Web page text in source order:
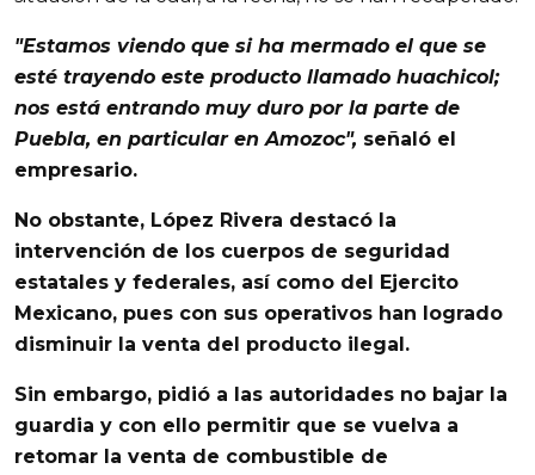
"Estamos viendo que si ha mermado el que se
esté trayendo este producto llamado huachicol;
nos está entrando muy duro por la parte de
Puebla, en particular enAmozoc", señaló el
empresario.
No obstante, López Rivera destacó la
intervención de los cuerpos de seguridad
estatales y federales, así como del
Ejercito
Mexicano, pues con sus operativos han logrado
disminuir la venta del producto ilegal.
Sin embargo, pidió a las autoridades no bajar la
guardia y con ello permitir que se vuelva a
retomar la venta de combustible de